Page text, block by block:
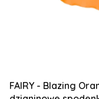
FAIRY - Blazing